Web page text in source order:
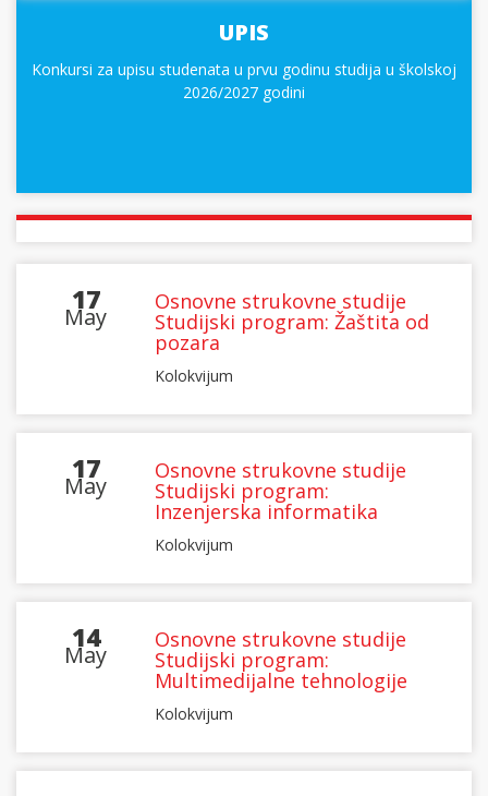
UPIS
Konkursi za upisu studenata u prvu godinu studija u školskoj
2026/2027 godini
17
May
Osnovne strukovne studije
Studijski program: Žaštita od
pozara
Kolokvijum
17
May
Osnovne strukovne studije
Studijski program:
Inzenjerska informatika
Kolokvijum
14
May
Osnovne strukovne studije
Studijski program:
Multimedijalne tehnologije
Kolokvijum